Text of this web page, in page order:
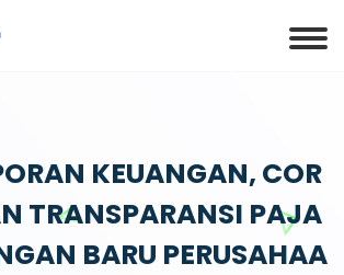
KEUANGAN, COR
TRANSPARANSI PAJA
BARU PERUSAHAA